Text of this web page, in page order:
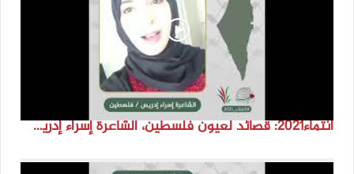
انتماء2021: قصائد لعيون فلسطين، الشاعرة إسراء إدريس، فلسطين